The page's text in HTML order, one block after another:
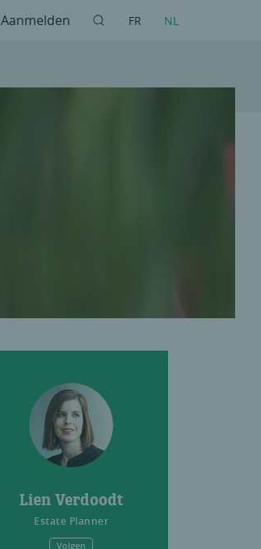
Aanmelden FR NL
Lien Verdoodt
Estate Planner
Volgen